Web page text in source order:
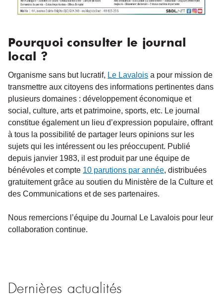
Pourquoi consulter le journal
local ?
Organisme sans but lucratif, Le Lavalois a pour mission de
transmettre aux citoyens des informations pertinentes dans
plusieurs domaines : développement économique et
social, culture, arts et patrimoine, sports, etc. Le journal
constitue également un lieu d’expression populaire, offrant
à tous la possibilité de partager leurs opinions sur les
sujets qui les intéressent ou les préoccupent. Publié
depuis janvier 1983, il est produit par une équipe de
bénévoles et compte 10 parutions par année, distribuées
gratuitement grâce au soutien du Ministère de la Culture et
des Communications et de ses partenaires.
Nous remercions l’équipe du Journal Le Lavalois pour leur
collaboration continue.
Dernières actualités